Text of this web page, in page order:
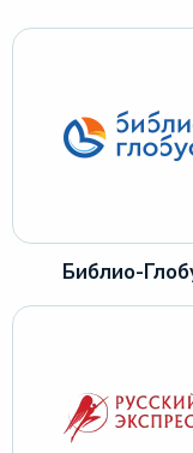
Библио-